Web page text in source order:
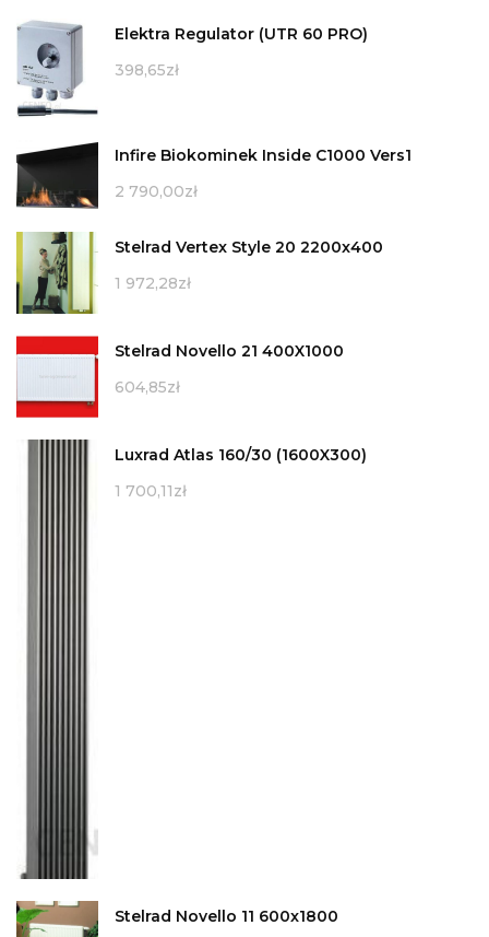
Elektra Regulator (UTR 60 PRO)
398,65zł
Infire Biokominek Inside C1000 Vers1
2 790,00zł
Stelrad Vertex Style 20 2200x400
1 972,28zł
Stelrad Novello 21 400X1000
604,85zł
Luxrad Atlas 160/30 (1600X300)
1 700,11zł
Stelrad Novello 11 600x1800